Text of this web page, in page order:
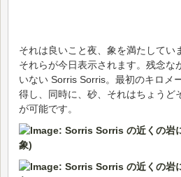
それは良いこと夜、象を満たしてい
それらが今日表示されます。残念な
いない Sorris Sorris。最初のキロメ
得し、同時に、砂、それはちょうど
が可能です。